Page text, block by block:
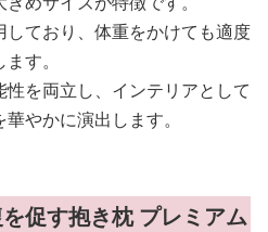
ており、体重をかけても適度
す。
を両立し、インテリアとして
やかに演出します。
促す抱き枕 プレミアム